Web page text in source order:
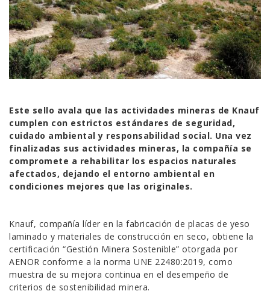
Este sello avala que las actividades mineras de Knauf
cumplen con estrictos estándares de seguridad,
cuidado ambiental y responsabilidad social. Una vez
finalizadas sus actividades mineras, la compañía se
compromete a rehabilitar los espacios naturales
afectados, dejando el entorno ambiental en
condiciones mejores que las originales.
Knauf, compañía líder en la fabricación de placas de yeso
laminado y materiales de construcción en seco, obtiene la
certificación “Gestión Minera Sostenible” otorgada por
AENOR conforme a la norma UNE 22480:2019, como
muestra de su mejora continua en el desempeño de
criterios de sostenibilidad minera.